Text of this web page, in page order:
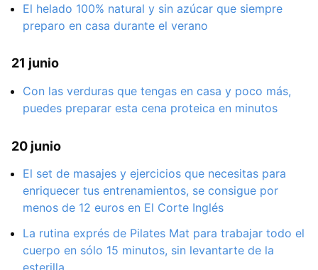
El helado 100% natural y sin azúcar que siempre
preparo en casa durante el verano
21 junio
Con las verduras que tengas en casa y poco más,
puedes preparar esta cena proteica en minutos
20 junio
El set de masajes y ejercicios que necesitas para
enriquecer tus entrenamientos, se consigue por
menos de 12 euros en El Corte Inglés
La rutina exprés de Pilates Mat para trabajar todo el
cuerpo en sólo 15 minutos, sin levantarte de la
esterilla